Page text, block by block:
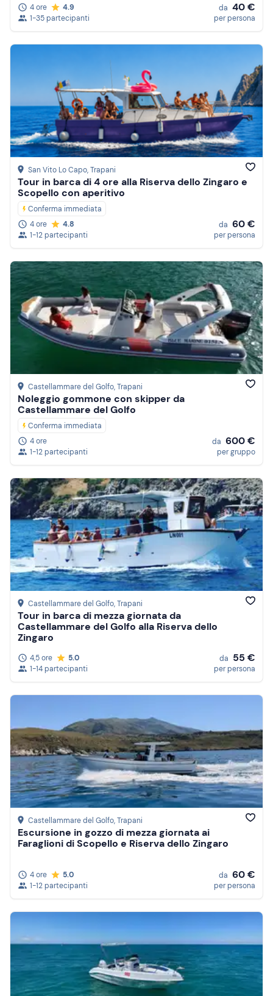
4 ore
4.9
1-35 partecipanti
da 40 €
per persona
San Vito Lo Capo, Trapani
Tour in barca di 4 ore alla Riserva dello Zingaro e
Scopello con aperitivo
Conferma immediata
4 ore
4.8
1-12 partecipanti
da 60 €
per persona
Castellammare del Golfo, Trapani
Noleggio gommone con skipper da
Castellammare del Golfo
Conferma immediata
4 ore
1-12 partecipanti
da 600 €
per gruppo
Castellammare del Golfo, Trapani
Tour in barca di mezza giornata da
Castellammare del Golfo alla Riserva dello
Zingaro
4,5 ore
5.0
1-14 partecipanti
da 55 €
per persona
Castellammare del Golfo, Trapani
Escursione in gozzo di mezza giornata ai
Faraglioni di Scopello e Riserva dello Zingaro
4 ore
5.0
1-12 partecipanti
da 60 €
per persona